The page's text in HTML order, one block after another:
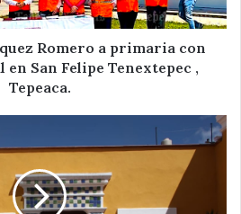
Romero a primaria con
San Felipe Tenextepec ,
Tepeaca.